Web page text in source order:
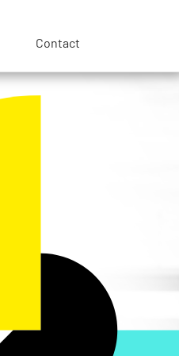
Contact